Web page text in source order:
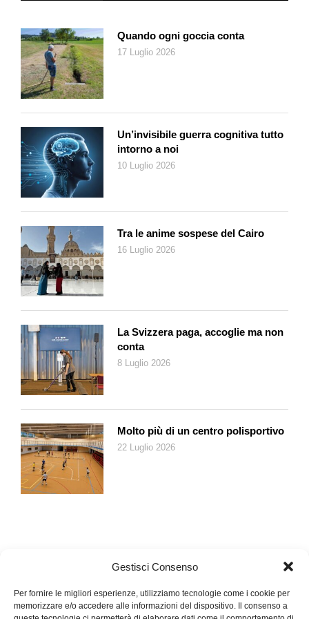
Gestisci Consenso
Per fornire le migliori esperienze, utilizziamo tecnologie come i cookie per
memorizzare e/o accedere alle informazioni del dispositivo. Il consenso a
racconto in Svizzera, la «biblioteca vagabonda»; i consigli di
3 a 7 anni attraverso il «Libruco»; «Rime e filastrocche», il
progetto «Nati per leggere», che avvicina alla pratica della
lettura ad alta voce i bambini fin dai primi anni di vita come
opportunità fondamentale di sviluppo della persona. Altre
parole lette o ascoltate attraverso un numero infinito di libri e di
esperienze di crescita.
Quando ogni goccia conta
17 Luglio 2026
Un’invisibile guerra cognitiva tutto
intorno a noi
10 Luglio 2026
Tra le anime sospese del Cairo
16 Luglio 2026
La Svizzera paga, accoglie ma non
conta
8 Luglio 2026
Molto più di un centro polisportivo
22 Luglio 2026